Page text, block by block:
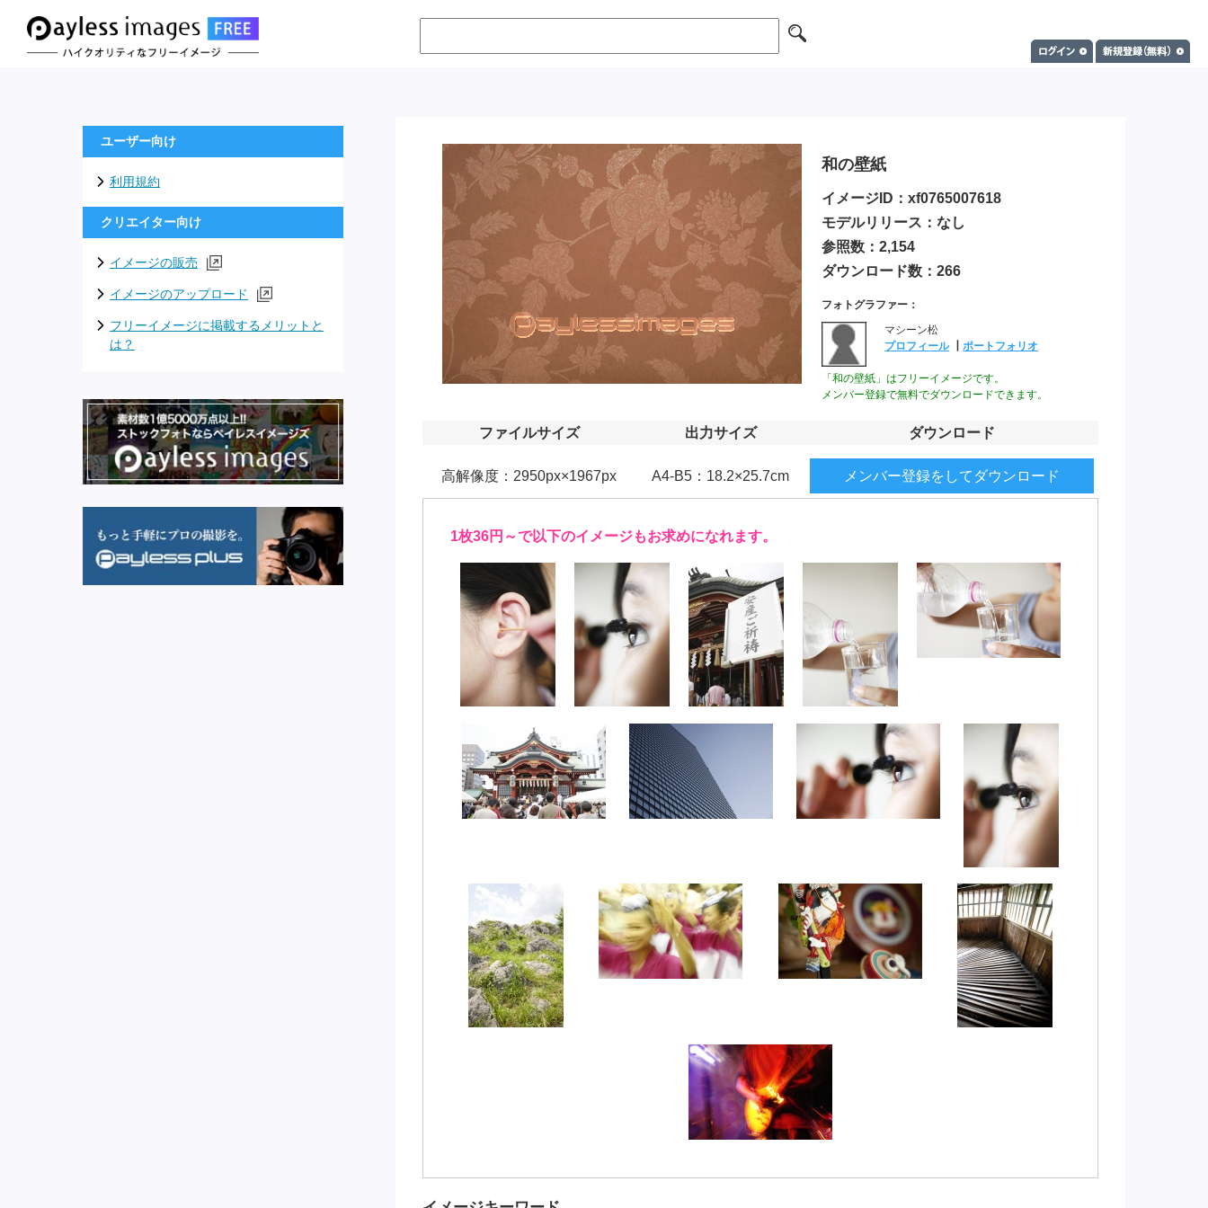
和の壁紙
イメージID：xf0765007618
モデルリリース：なし
参照数：2,154
ダウンロード数：266
フォトグラファー：
マシーン松
プロフィール┃ポートフォリオ
「和の壁紙」はフリーイメージです。
メンバー登録で無料でダウンロードできます。
ファイルサイズ 出力サイズ ダウンロード
高解像度：2950px×1967px A4-B5：18.2×25.7cm メンバー登録をしてダウンロード
1枚36円～で以下のイメージもお求めになれます。
ユーザー向け
利用規約
クリエイター向け
イメージの販売
イメージのアップロード
フリーイメージに掲載するメリットと
は？